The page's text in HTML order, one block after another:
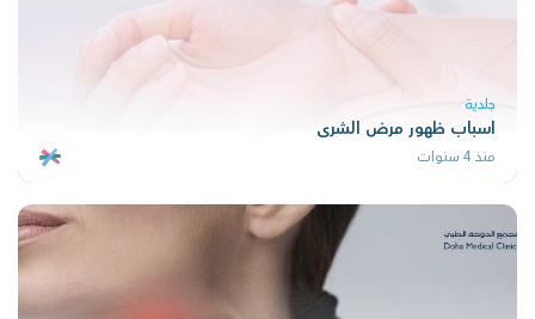
جلدية
اسباب ظهور مرض الشرى
منذ 4 سنوات